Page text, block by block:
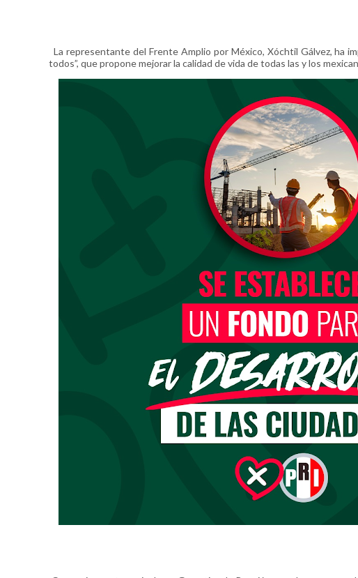
La representante del Frente Amplio por México, Xóchtil Gálvez, ha
todos”, que propone mejorar la calidad de vida de todas las y los